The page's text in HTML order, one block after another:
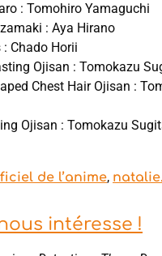
: Tomohiro Yamaguchi
: Aya Hirano
: Chado ‌Horii
Ojisan : Tomokazu
Chest Hair Ojisan :
Ojisan : Tomokazu
de l’anime,
intéresse !